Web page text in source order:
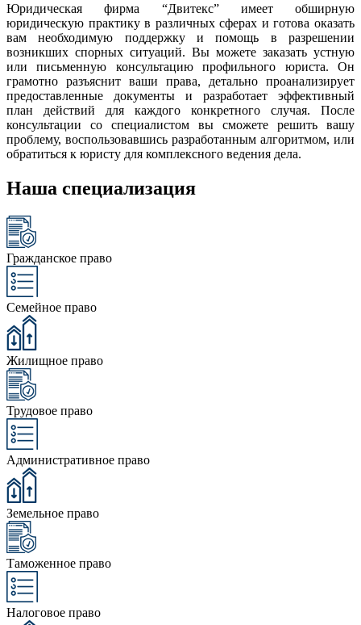
Юридическая фирма “Двитекс” имеет обширную
юридическую практику в различных сферах и готова оказать
вам необходимую поддержку и помощь в разрешении
возникших спорных ситуаций. Вы можете заказать устную
или письменную консультацию профильного юриста. Он
грамотно разъяснит ваши права, детально проанализирует
предоставленные документы и разработает эффективный
план действий для каждого конкретного случая. После
консультации со специалистом вы сможете решить вашу
проблему, воспользовавшись разработанным алгоритмом, или
обратиться к юристу для комплексного ведения дела.
Наша специализация
Гражданское право
Семейное право
Жилищное право
Трудовое право
Административное право
Земельное право
Таможенное право
Налоговое право